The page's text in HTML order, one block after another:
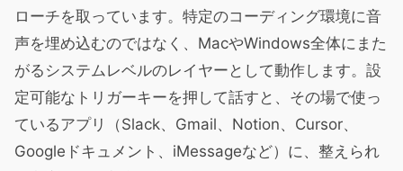
ローチを取っています。特定のコーディング環境に音
声を埋め込むのではなく、MacやWindows全体にまた
がるシステムレベルのレイヤーとして動作します。設
定可能なトリガーキーを押して話すと、その場で使っ
ているアプリ（Slack、Gmail、Notion、Cursor、
Googleドキュメント、iMessageなど）に、整えられ